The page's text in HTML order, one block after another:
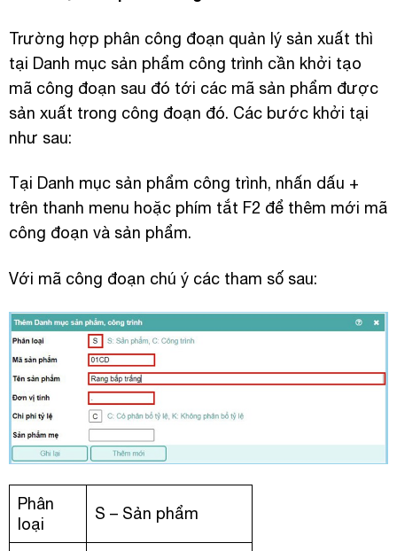
Trường hợp phân công đoạn quản lý sản xuất thì
tại Danh mục sản phẩm công trình cần khởi tạo
mã công đoạn sau đó tới các mã sản phẩm được
sản xuất trong công đoạn đó. Các bước khởi tại
như sau:
Tại Danh mục sản phẩm công trình, nhấn dấu +
trên thanh menu hoặc phím tắt F2 để thêm mới mã
công đoạn và sản phẩm.
Với mã công đoạn chú ý các tham số sau:
Phân
loại
S – Sản phẩm